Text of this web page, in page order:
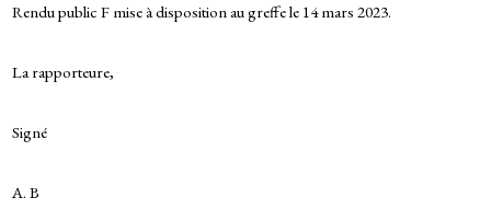
Rendu public F mise à disposition au greffe le 14 mars 2023.
La rapporteure,
Signé
A. B